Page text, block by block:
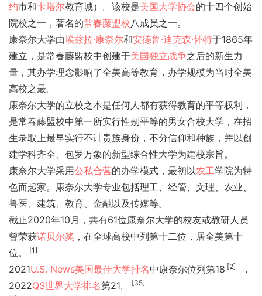
约市和卡塔尔教育城）。该校是美国大学协会的十四个创始
院校之一，著名的常春藤盟校八成员之一。
康奈尔大学由埃兹拉·康奈尔和安德鲁·迪克森·怀特于1865年
建立，是常春藤盟校中创建于美国独立战争之后的新生力
量，其办学理念影响了全美高等教育，办学规模为当时全美
高校之最。
康奈尔大学的立校之本是任何人都有获得教育的平等权利，
是常春藤盟校中第一所实行性别平等的男女合校大学，在招
生录取上最早实行不计贵族身份，不分信仰和种族，并以创
建学科齐全、包罗万象的新型综合性大学为建校宗旨。
康奈尔大学采用公私合营的办学模式，最初以农工学院为特
色而起家。康奈尔大学专业包括理工、经管、文理、农业、
兽医、建筑、教育、金融以及传媒等。
截止2020年10月，共有61位康奈尔大学的校友或教研人员
曾荣获诺贝尔奖 ，在全球高校中列第十二位，居全美第十
位。
[1]
2021U.S. News美国最佳大学排名中康奈尔位列第18 [2]
，
2022QS世界大学排名第21。 [35]